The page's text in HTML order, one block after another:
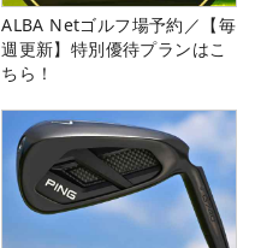
ALBA Netゴルフ場予約／【毎
週更新】特別優待プランはこ
ちら！